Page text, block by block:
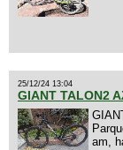
25/12/24 13:04
GIANT TALON2
am,